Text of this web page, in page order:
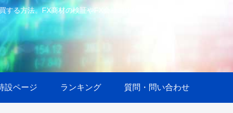
る方法。FX商材の検証やFX会社の比較等も。
設ページ ランキング 質問・問い合わせ